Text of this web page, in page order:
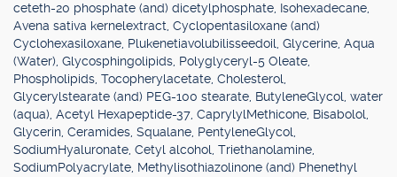
ceteth-20 phosphate (and) dicetylphosphate, Isohexadecane,
Avena sativa kernelextract, Cyclopentasiloxane (and)
Cyclohexasiloxane, Plukenetiavolubilisseedoil, Glycerine, Aqua
(Water), Glycosphingolipids, Polyglyceryl-5 Oleate,
Phospholipids, Tocopherylacetate, Cholesterol,
Glycerylstearate (and) PEG-100 stearate, ButyleneGlycol, water
(aqua), Acetyl Hexapeptide-37, CaprylylMethicone, Bisabolol,
Glycerin, Ceramides, Squalane, PentyleneGlycol,
SodiumHyaluronate, Cetyl alcohol, Triethanolamine,
SodiumPolyacrylate, Methylisothiazolinone (and) Phenethyl